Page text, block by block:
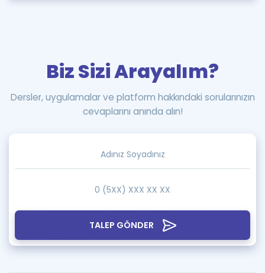
TALEP GÖNDER
Biz Sizi Arayalım?
Dersler, uygulamalar ve platform hakkındaki sorularınızın
cevaplarını anında alın!